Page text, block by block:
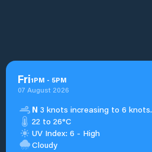
Fri1PM - 5PM
07 August 2026
N 3 knots increasing to 6 knots.
22 to 26°C
UV Index: 6 - High
Cloudy